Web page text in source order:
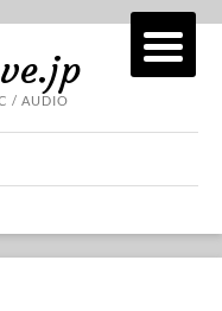
/ AUDIO